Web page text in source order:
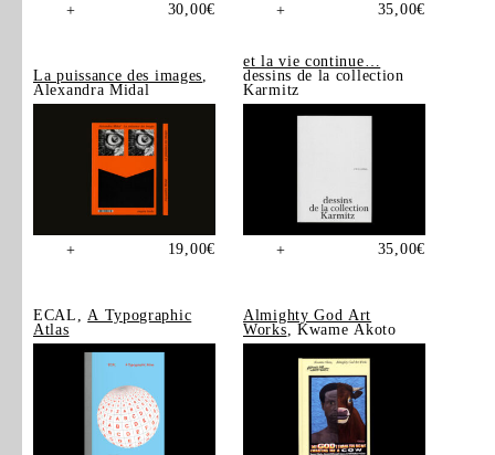
+ 30,00€ + 35,00€
La puissance des images,
Alexandra Midal
+ 19,00€
et la vie continue…
dessins de la collection
Karmitz
+ 35,00€
ECAL, A Typographic
Atlas
Almighty God Art
Works , Kwame Akoto